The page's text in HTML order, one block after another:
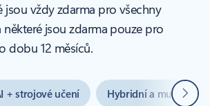
jsou vždy zdarma pro všechny
některé jsou zdarma pouze pro
dobu 12 měsíců.
+ strojové učení Hybridní a Další